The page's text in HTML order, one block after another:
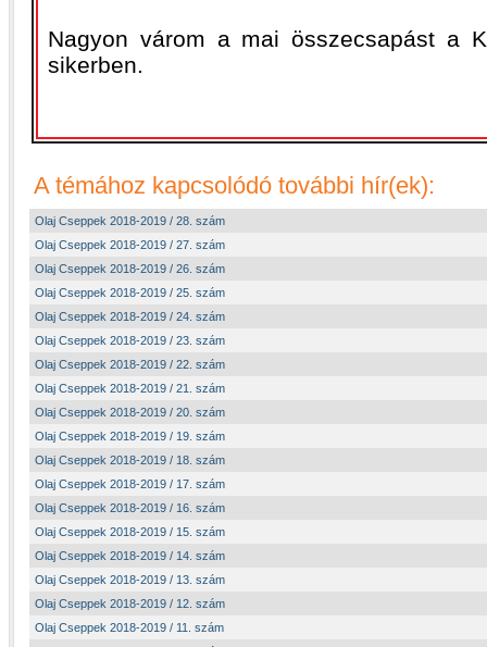
Nagyon várom a mai összecsapást a
sikerben.
A témához kapcsolódó további hír(ek):
Olaj Cseppek 2018-2019 / 28. szám
Olaj Cseppek 2018-2019 / 27. szám
Olaj Cseppek 2018-2019 / 26. szám
Olaj Cseppek 2018-2019 / 25. szám
Olaj Cseppek 2018-2019 / 24. szám
Olaj Cseppek 2018-2019 / 23. szám
Olaj Cseppek 2018-2019 / 22. szám
Olaj Cseppek 2018-2019 / 21. szám
Olaj Cseppek 2018-2019 / 20. szám
Olaj Cseppek 2018-2019 / 19. szám
Olaj Cseppek 2018-2019 / 18. szám
Olaj Cseppek 2018-2019 / 17. szám
Olaj Cseppek 2018-2019 / 16. szám
Olaj Cseppek 2018-2019 / 15. szám
Olaj Cseppek 2018-2019 / 14. szám
Olaj Cseppek 2018-2019 / 13. szám
Olaj Cseppek 2018-2019 / 12. szám
Olaj Cseppek 2018-2019 / 11. szám